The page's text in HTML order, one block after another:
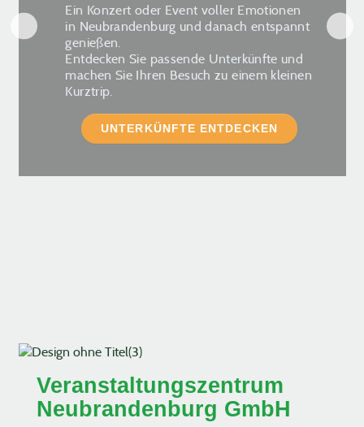
Ein Konzert oder Event voller Emotionen
in Neubrandenburg und danach entspannt
genießen.
Entdecken Sie passende Unterkünfte und
machen Sie Ihren Besuch zu einem kleinen
Kurztrip.
UNTERKÜNFTE ENTDECKEN
Veranstaltungszentrum
Neubrandenburg GmbH